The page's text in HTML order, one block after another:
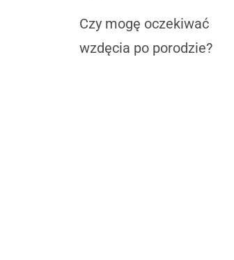
Czy mogę oczekiwać
wzdęcia po porodzie?